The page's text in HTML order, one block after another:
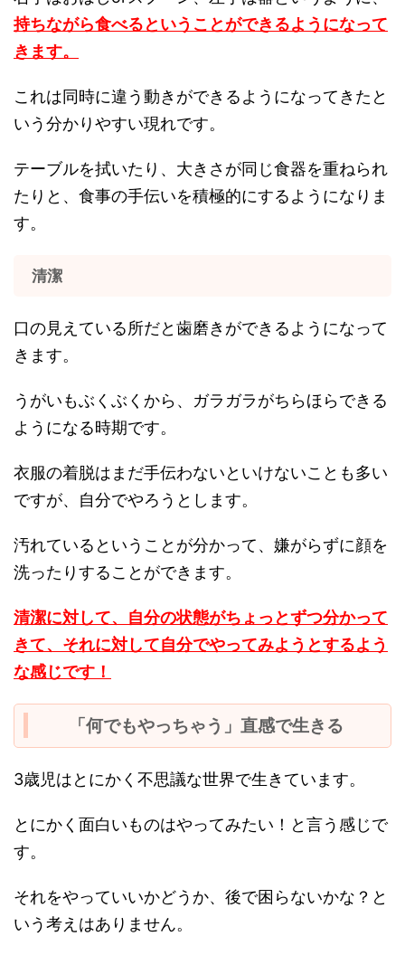
持ちながら食べるということができるようになって
きます。
これは同時に違う動きができるようになってきたと
いう分かりやすい現れです。
テーブルを拭いたり、大きさが同じ食器を重ねられ
たりと、食事の手伝いを積極的にするようになりま
す。
清潔
口の見えている所だと歯磨きができるようになって
きます。
うがいもぶくぶくから、ガラガラがちらほらできる
ようになる時期です。
衣服の着脱はまだ手伝わないといけないことも多い
ですが、自分でやろうとします。
汚れているということが分かって、嫌がらずに顔を
洗ったりすることができます。
清潔に対して、自分の状態がちょっとずつ分かって
きて、それに対して自分でやってみようとするよう
な感じです！
「何でもやっちゃう」直感で生きる
3歳児はとにかく不思議な世界で生きています。
とにかく面白いものはやってみたい！と言う感じで
す。
それをやっていいかどうか、後で困らないかな？と
いう考えはありません。